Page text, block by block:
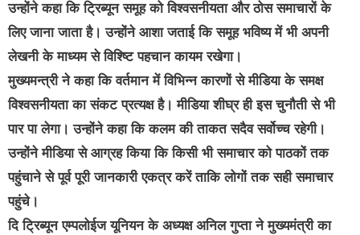
उन्होंने कहा कि ट्रिब्यून समूह को विश्वसनीयता और ठोस समाचारों के
लिए जाना जाता है। उन्होंने आशा जताई कि समूह भविष्य में भी अपनी
लेखनी के माध्यम से विश्ष्टि पहचान कायम रखेगा।
मुख्यमन्त्री ने कहा कि वर्तमान में विभिन्न कारणों से मीडिया के समक्ष
विश्वसनीयता का संकट प्रत्यक्ष है। मीडिया शीघ्र ही इस चुनौती से भी
पार पा लेगा। उन्होंने कहा कि कलम की ताकत सदैव सर्वोच्च रहेगी।
उन्होंने मीडिया से आग्रह किया कि किसी भी समाचार को पाठकों तक
पहुंचाने से पूर्व पूरी जानकारी एकत्र करें ताकि लोगों तक सही समाचार
पहुंचे।
दि ट्रिब्यून एम्पलोईज यूनियन के अध्यक्ष अनिल गुप्ता ने मुख्यमंत्री का